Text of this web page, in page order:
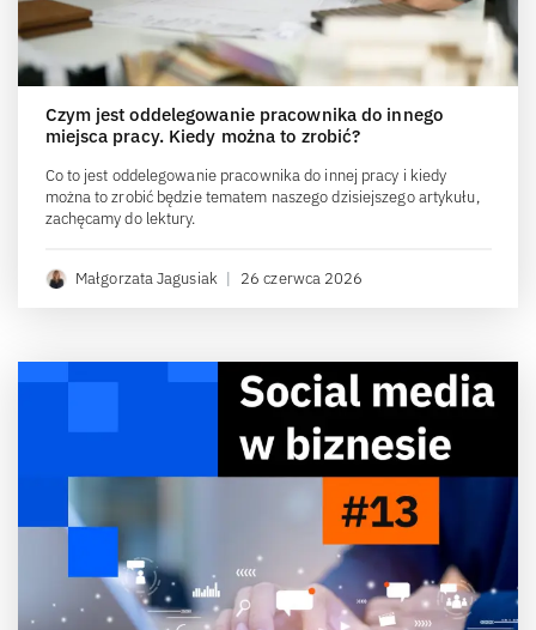
Czym jest oddelegowanie pracownika do innego
miejsca pracy. Kiedy można to zrobić?
Co to jest oddelegowanie pracownika do innej pracy i kiedy
można to zrobić będzie tematem naszego dzisiejszego artykułu,
zachęcamy do lektury.
Małgorzata Jagusiak | 26 czerwca 2026